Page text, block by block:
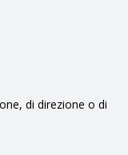
di direzione o di